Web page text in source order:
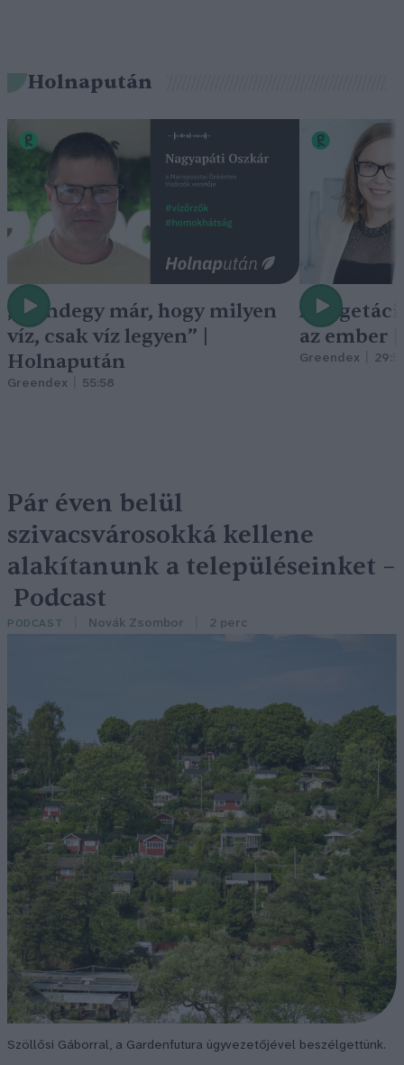
Holnapután
„Mindegy már, hogy milyen
víz, csak víz legyen” |
Holnapután
Greendex 55:58
A
az ember
Greendex
Pár éven belül
szivacsvárosokká kellene
alakítanunk a településeinket –
Podcast
PODCAST Novák Zsombor 2 perc
Szöllősi Gáborral, a Gardenfutura ügyvezetőjével beszélgettünk.